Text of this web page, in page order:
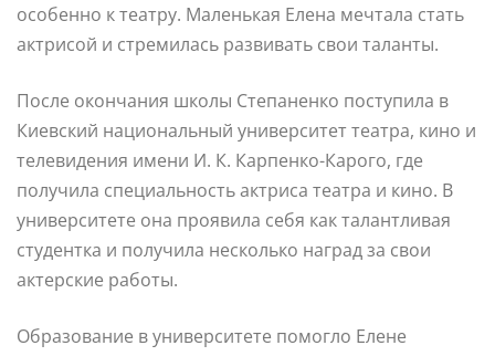
особенно к театру. Маленькая Елена мечтала стать
актрисой и стремилась развивать свои таланты.
После окончания школы Степаненко поступила в
Киевский национальный университет театра, кино и
телевидения имени И. К. Карпенко-Карого, где
получила специальность актриса театра и кино. В
университете она проявила себя как талантливая
студентка и получила несколько наград за свои
актерские работы.
Образование в университете помогло Елене